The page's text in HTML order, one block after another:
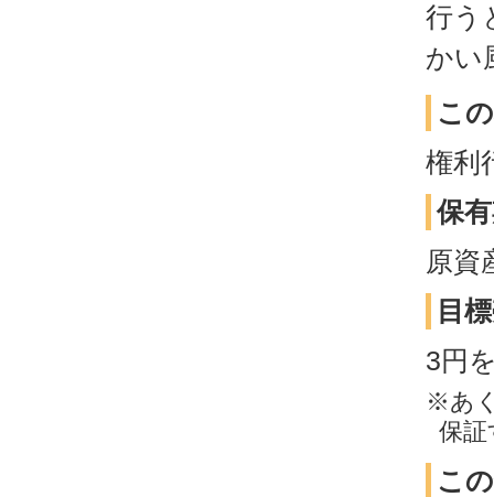
行う
かい
こ
権利
保
原資
目
3円
※あ
保
こ